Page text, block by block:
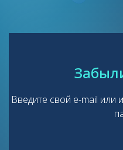
Введите свой e-mail или